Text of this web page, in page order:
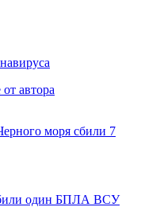
автора
моря сбили 7
один БПЛА ВСУ